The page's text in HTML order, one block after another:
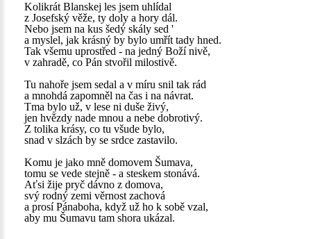
Kolikrát Blanskej les jsem uhlídal
z Josefský věže, ty doly a hory dál.
Nebo jsem na kus šedý skály sed '
a myslel, jak krásný by bylo umřít tady hned.
Tak všemu uprostřed - na jedný Boží nivě,
v zahradě, co Pán stvořil milostivě.
Tu nahoře jsem sedal a v míru snil tak rád
a mnohdá zapomněl na čas i na návrat.
Tma bylo už, v lese ni duše živý,
jen hvězdy nade mnou a nebe dobrotivý.
Z tolika krásy, co tu všude bylo,
snad v slzách by se srdce zastavilo.
Komu je jako mně domovem Šumava,
tomu se vede stejně - a steskem stonává.
Aťsi žije pryč dávno z domova,
svý rodný zemi věrnost zachová
a prosí Pánaboha, když už ho k sobě vzal,
aby mu Šumavu tam shora ukázal.